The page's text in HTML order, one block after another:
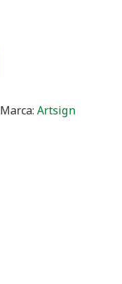
Marca:Artsign